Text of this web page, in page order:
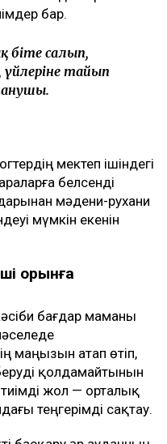
бар.
біте салып,
үйлеріне тайып
мектеп ішіндегі
белсенді
мәдени-рухани
мүмкін екенін
орынға
бағдар маманы
маңызын атап өтіп,
қолдамайтынын
жол — орталық
теңгерімді сақтау.